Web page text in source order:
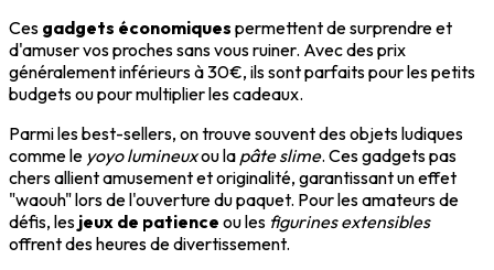
Ces gadgets économiques permettent de surprendre et
d'amuser vos proches sans vous ruiner. Avec des prix
généralement inférieurs à 30€, ils sont parfaits pour les petits
budgets ou pour multiplier les cadeaux.
Parmi les best-sellers, on trouve souvent des objets ludiques
comme le yoyo lumineuxou la pâte slime. Ces gadgets pas
chers allient amusement et originalité, garantissant un effet
"waouh" lors de l'ouverture du paquet. Pour les amateurs de
défis, les jeux de patience ou les figurines extensibles
offrent des heures de divertissement.